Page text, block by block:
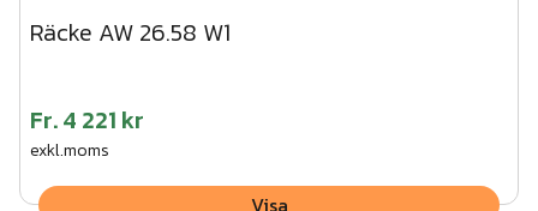
Räcke AW 26.58 W1
Fr.4 221 kr
exkl.moms
Visa